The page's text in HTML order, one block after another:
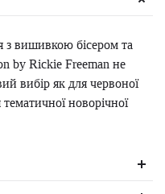
з вишивкою бісером та
by Rickie Freeman не
вибір як для червоної
новорічної